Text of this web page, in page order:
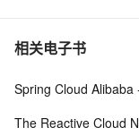
相关电子书
Spring Cloud
The Reactive Cloud